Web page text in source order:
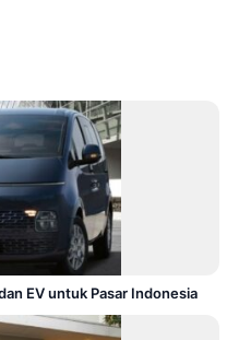
EV untuk Pasar Indonesia